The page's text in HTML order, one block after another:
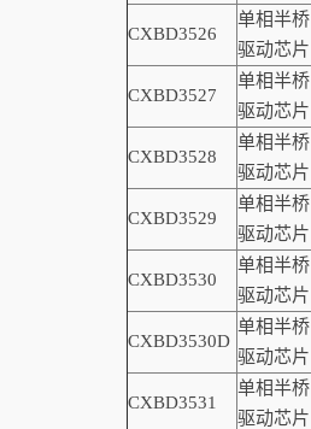
CXBD3526
单相半桥
驱动芯片
CXBD3527
单相半桥
驱动芯片
CXBD3528
单相半桥
驱动芯片
CXBD3529
单相半桥
驱动芯片
CXBD3530
单相半桥
驱动芯片
CXBD3530D
单相半桥
驱动芯片
CXBD3531
单相半桥
驱动芯片